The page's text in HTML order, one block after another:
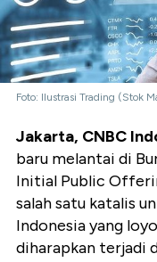
Foto: Ilustrasi Trading (Stok
Jakarta, CNBC
baru melantai di
Initial Public
salah satu katalis
Indonesia yang
diharapkan terjadi